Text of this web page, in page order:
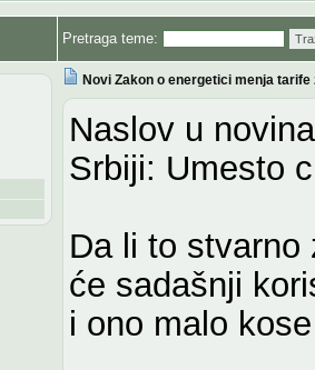
Pretraga teme:
Novi Zakon o energetici menja tarife
Naslov u
Srbiji: Umesto
Da li to stvarno
će sadašnji
i ono malo